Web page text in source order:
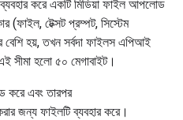
করে একটি মিডিয়া ফাইল আপলোড
টেক্সট প্রম্পট, সিস্টেম
বেশি হয়, তখন সর্বদা ফাইলস এপিআই
সীমা হলো ৫০ মেগাবাইট।
করে এবং তারপর
জন্য ফাইলটি ব্যবহার করে।